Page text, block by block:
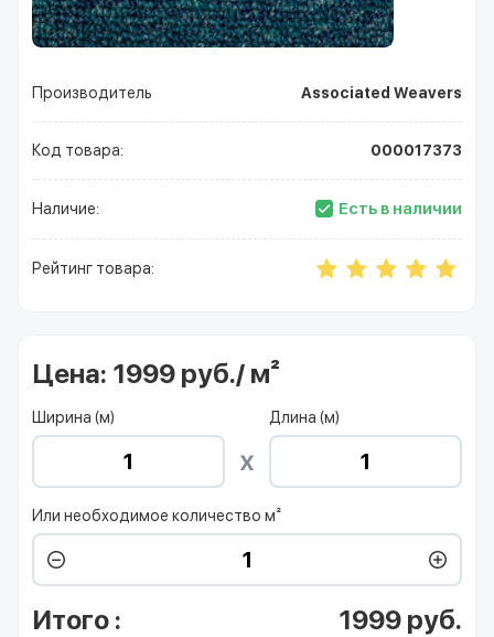
Производитель Associated Weavers
Код товара: 000017373
Наличие: Есть в наличии
Рейтинг товара:
Цена: 1999 руб./ м²
Ширина (м) Длина (м)
Или необходимое количество м²
Итого : 1999 руб.